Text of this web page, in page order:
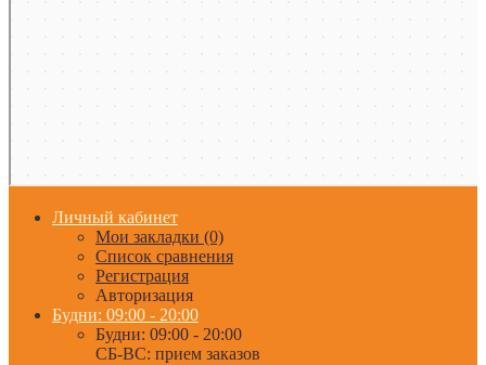
Личный кабинет
Мои закладки (0)
Список сравнения
Регистрация
Авторизация
Будни: 09:00 - 20:00
Будни: 09:00 - 20:00
СБ-ВС: прием заказов